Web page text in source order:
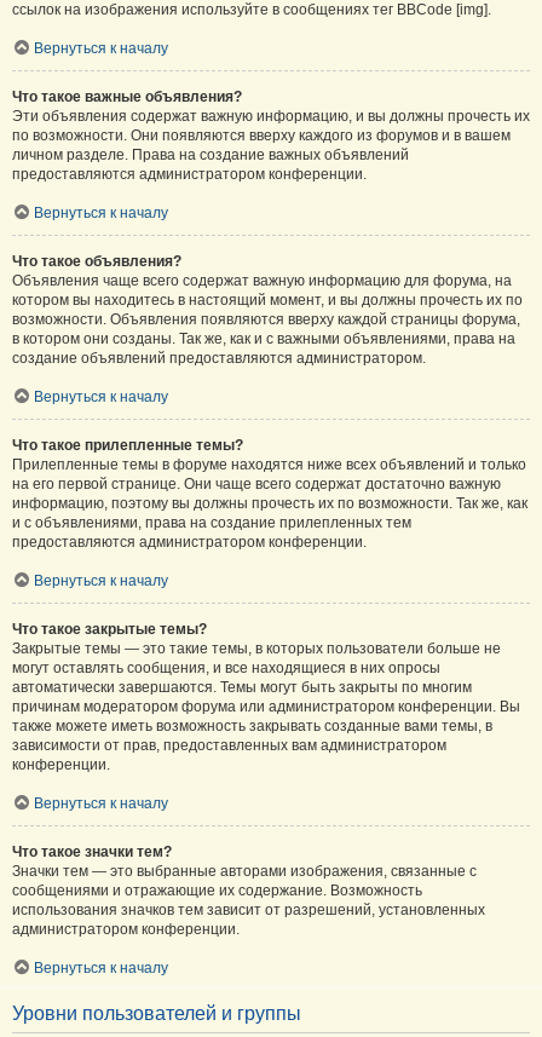
ссылок на изображения используйте в сообщениях тег BBCode [img].
Вернуться к началу
Что такое важные объявления?
Эти объявления содержат важную информацию, и вы должны прочесть их
по возможности. Они появляются вверху каждого из форумов и в вашем
личном разделе. Права на создание важных объявлений
предоставляются администратором конференции.
Вернуться к началу
Что такое объявления?
Объявления чаще всего содержат важную информацию для форума, на
котором вы находитесь в настоящий момент, и вы должны прочесть их по
возможности. Объявления появляются вверху каждой страницы форума,
в котором они созданы. Так же, как и с важными объявлениями, права на
создание объявлений предоставляются администратором.
Вернуться к началу
Что такое прилепленные темы?
Прилепленные темы в форуме находятся ниже всех объявлений и только
на его первой странице. Они чаще всего содержат достаточно важную
информацию, поэтому вы должны прочесть их по возможности. Так же, как
и с объявлениями, права на создание прилепленных тем
предоставляются администратором конференции.
Вернуться к началу
Что такое закрытые темы?
Закрытые темы — это такие темы, в которых пользователи больше не
могут оставлять сообщения, и все находящиеся в них опросы
автоматически завершаются. Темы могут быть закрыты по многим
причинам модератором форума или администратором конференции. Вы
также можете иметь возможность закрывать созданные вами темы, в
зависимости от прав, предоставленных вам администратором
конференции.
Вернуться к началу
Что такое значки тем?
Значки тем — это выбранные авторами изображения, связанные с
сообщениями и отражающие их содержание. Возможность
использования значков тем зависит от разрешений, установленных
администратором конференции.
Вернуться к началу
Уровни пользователей и группы